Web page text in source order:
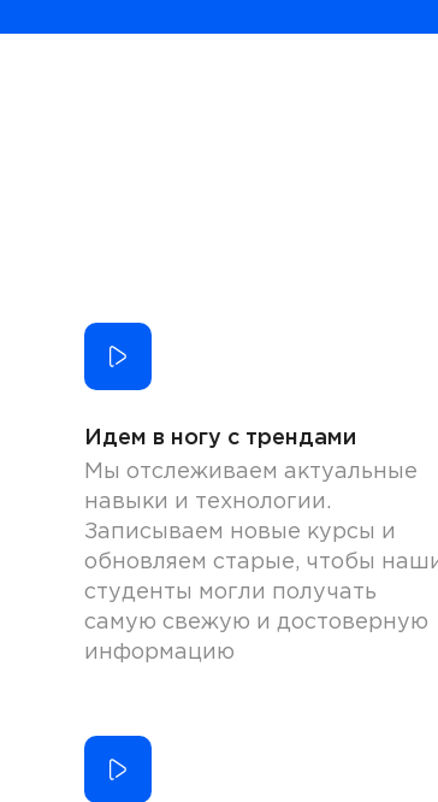
Идем в ногу с трендами
Мы отслеживаем актуальные
навыки и технологии.
Записываем новые курсы и
обновляем старые, чтобы
студенты могли получать
самую свежую и достоверную
информацию